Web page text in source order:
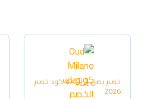
خصم يصل إلى 20% كود خصم
2026